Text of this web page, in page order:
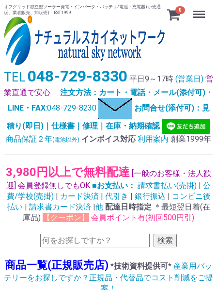
オフグリッド独立型ソーラー発電・インバータ・バッテリ/電池・充電器 (小売通
販、業者販売、卸販売) EST.1999
0 Menu
TEL 048-729-8330 平日9～17時 (営業日) 営
業直通で安心
注文方法：カート・電話・メール(添付可)・
LINE・FAX:048-729-8230
お問合せ(添付可)：見
積り(即日)｜仕様書｜修理｜在庫・納期確認
商品保証２年(電池以外) インボイス対応 利用案内 創業1999年
3,980円以上で無料配達 [一般のお客様・法人歓
迎] 会員登録無しでもOK ■お支払い： 請求書払い(売掛) | 公
費/学校(売掛) | カード決済 | 代引き | 銀行振込 | コンビニ後
払い | 請求書カード決済 |他 配達日時指定 ＊最短翌日着(在
庫品)
【クーポン】 会員ポイント有(初回500円引)
検索
商品一覧(正規販売店) *技術資料提供可* 産業用バッ
テリーをお探しですか？正規品・代替品でコスト削減をご提